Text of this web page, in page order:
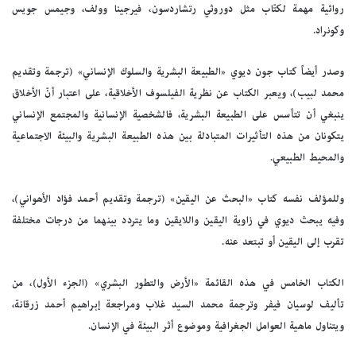
روائية مهمة لكتّاب مثل دوروثي رتشاردسون، فيرجينا وولف، وجيمس جويس
وكونراد.
وصدر أيضاً كتاب جون ديوي «الطبيعة البشرية والسلوك الإنساني» (ترجمة وتقديم
محمد لبيب)، ويعبر الكتاب عن نظرية الفيلسوف الأخلاقية، على اعتبار أنّ الأخلاق
ينبغي أن تتأسس على الطبيعة البشرية، فالشخصية الإنسانية والمجتمع الإنساني
يتكونان من هذه التأثيرات المتبادلة بين هذه الطبيعة البشرية والبيئة الاجتماعية
والمحيط الطبيعي.
وللمؤلف نفسه كتاب «البحث عن اليقين» (ترجمة وتقديم أحمد فؤاد الأهواني)،
وفيه يبحث ديوي في زاوية اليقين واللايقين وما يتردد بينهما من درجات مختلفة
تقرب إلى اليقين أو تبتعد عنه.
الكتاب الخامس في هذه القائمة «الأرض والتطور البشري» (الجزء الأول)، من
تأليف لوسيان فيفر وترجمة محمد السيد غلاب ومراجعة إبراهيم أحمد زرقانة،
ويتناول ماهية العوامل الجغرافية وموضوع أثر البيئة في الإنسان.